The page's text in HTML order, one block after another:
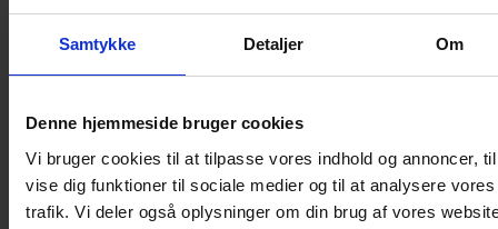
Samtykke Detaljer Om
Denne hjemmeside bruger cookies
Vi bruger cookies til at tilpasse vores indhold og annoncer,
vise dig funktioner til sociale medier og til at analysere vores
trafik. Vi deler også oplysninger om din brug af vores
Tekniske specifikationer